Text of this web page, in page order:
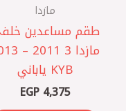
مازدا
طقم مساعدين
مازدا 3
KYB ياباني
EGP4,375